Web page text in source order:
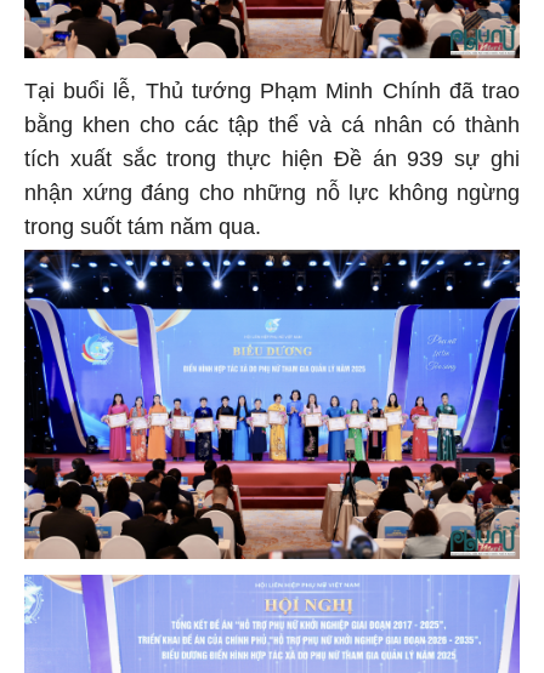
Tại buổi lễ, Thủ tướng Phạm Minh Chính đã trao
bằng khen cho các tập thể và cá nhân có thành
tích xuất sắc trong thực hiện Đề án 939 sự ghi
nhận xứng đáng cho những nỗ lực không ngừng
trong suốt tám năm qua.